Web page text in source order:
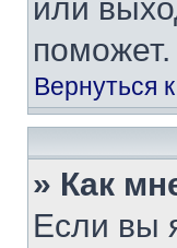
или
поможет.
Вернуться
» Как
Если вы